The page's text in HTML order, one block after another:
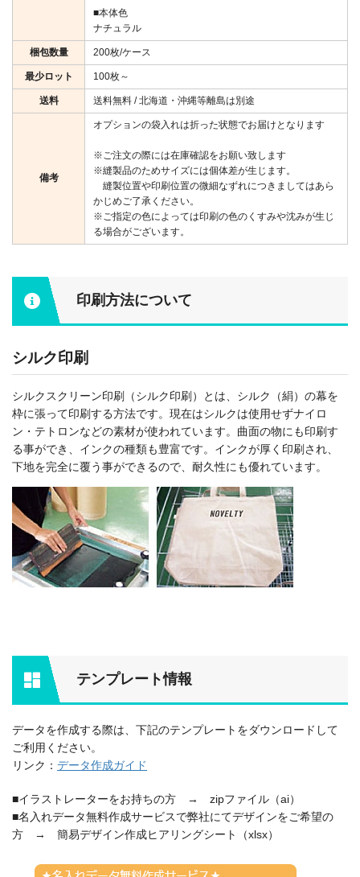
■本体色
ナチュラル
梱包数量 200枚/ケース
最少ロット 100枚～
送料 送料無料 / 北海道・沖縄等離島は別途
備考
オプションの袋入れは折った状態でお届けとなります
※ご注文の際には在庫確認をお願い致します
※縫製品のためサイズには個体差が生じます。
縫製位置や印刷位置の微細なずれにつきましてはあら
かじめご了承ください。
※ご指定の色によっては印刷の色のくすみや沈みが生じ
る場合がございます。
印刷方法について
シルク印刷
シルクスクリーン印刷（シルク印刷）とは、シルク（絹）の幕を
枠に張って印刷する方法です。現在はシルクは使用せずナイロ
ン・テトロンなどの素材が使われています。曲面の物にも印刷す
る事ができ、インクの種類も豊富です。インクが厚く印刷され、
下地を完全に覆う事ができるので、耐久性にも優れています。
テンプレート情報
データを作成する際は、下記のテンプレートをダウンロードして
ご利用ください。
リンク： データ作成ガイド
■イラストレーターをお持ちの方 → zipファイル（ai）
■名入れデータ無料作成サービスで弊社にてデザインをご希望の
方 → 簡易デザイン作成ヒアリングシート（xlsx）